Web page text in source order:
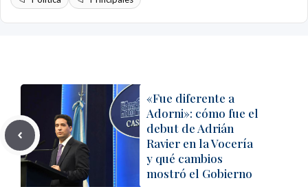
«Fue diferente a
Adorni»: cómo fue el
debut de Adrián
Ravier en la Vocería
y qué cambios
mostró el Gobierno